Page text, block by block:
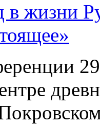
в жизни